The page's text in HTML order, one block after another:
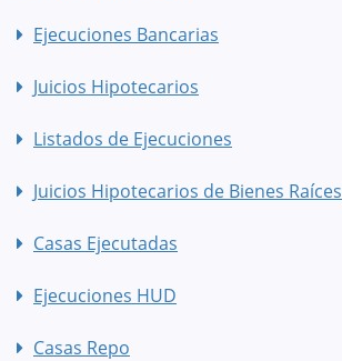
Ejecuciones Bancarias
Juicios Hipotecarios
Listados de Ejecuciones
Juicios Hipotecarios de Bienes Raíces
Casas Ejecutadas
Ejecuciones HUD
Casas Repo